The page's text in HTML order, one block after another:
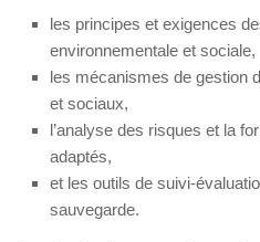
les principes et exigences
environnementale et sociale,
les mécanismes de gestion
et sociaux,
l’analyse des risques et la
adaptés,
et les outils de suivi-
sauvegarde.